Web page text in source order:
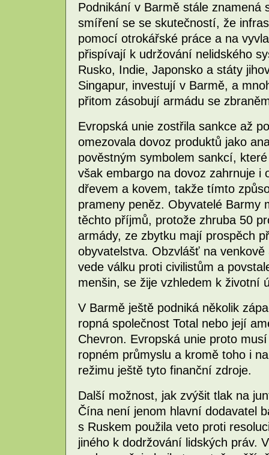
Podnikání v Barmě stále znamená
smíření se se skutečností, že
pomocí otrokářské práce a na
přispívají k udržování nelidského
Rusko, Indie, Japonsko a státy
Singapur, investují v Barmě, a
přitom zásobují armádu se
Evropská unie zostřila sankce až
omezovala dovoz produktů jako
pověstným symbolem sankcí,
však embargo na dovoz zahrnuje i
dřevem a kovem, takže tímto
prameny peněz. Obyvatelé Barmy
těchto příjmů, protože zhruba 50
armády, ze zbytku mají prospěch
obyvatelstva. Obzvlášť na
vede válku proti civilistům a
menšin, se žije vzhledem k životní
V Barmě ještě podniká několik
ropná společnost Total nebo její
Chevron. Evropská unie proto
ropném průmyslu a kromě toho i
režimu ještě tyto finanční zdroje.
Další možnost, jak zvýšit tlak na
Čína není jenom hlavní dodavatel
s Ruskem použila veto proti
jiného k dodržování lidských práv.